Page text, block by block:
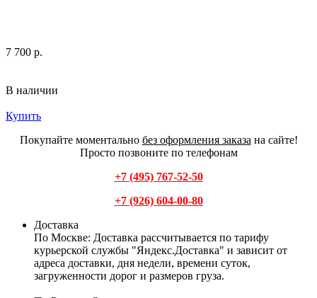
7 700 р.
В наличии
Купить
Покупайте моментально без оформления заказа на сайте!
Просто позвоните по телефонам
+7 (495) 767-52-50
+7 (926) 604-00-80
Доставка
По Москве: Доставка рассчитывается по тарифу
курьерской службы "Яндекс.Доставка" и зависит от
адреса доставки, дня недели, времени суток,
загруженности дорог и размеров груза.